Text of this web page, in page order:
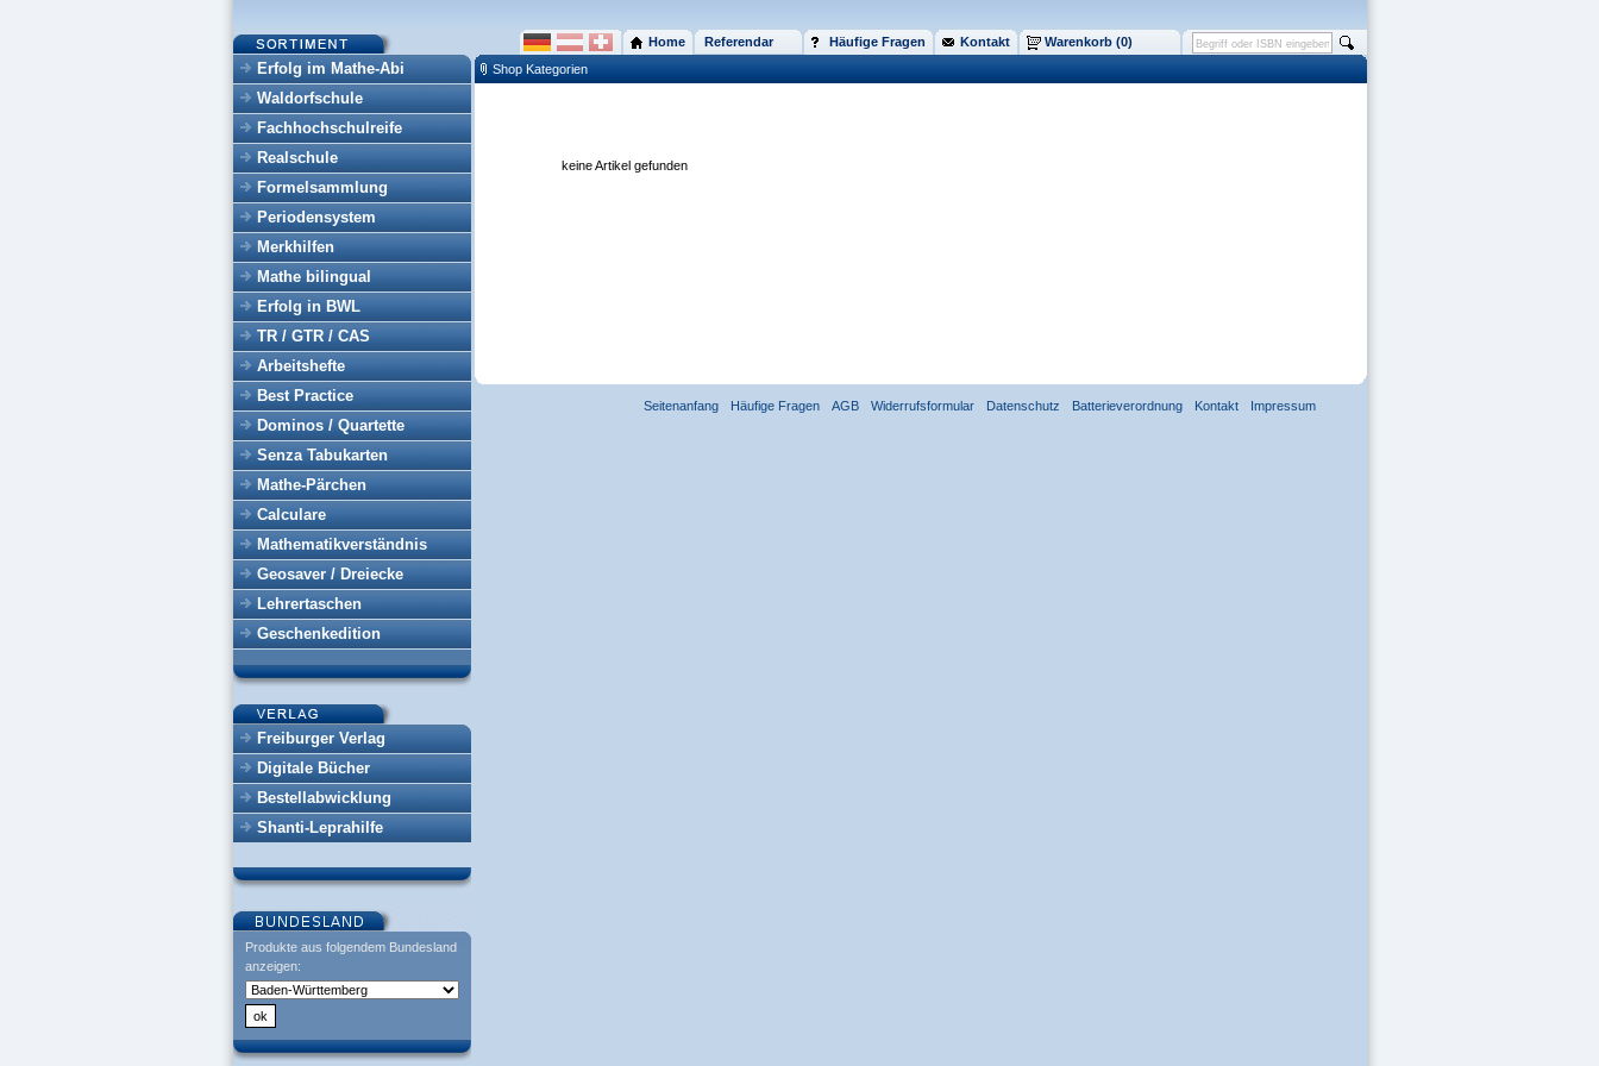
Erfolg im Mathe-Abi
Waldorfschule
Fachhochschulreife
Realschule
Formelsammlung
Periodensystem
Merkhilfen
Mathe bilingual
Erfolg in BWL
TR / GTR / CAS
Arbeitshefte
Best Practice
Dominos / Quartette
Senza Tabukarten
Mathe-Pärchen
Calculare
Mathematikverständnis
Geosaver / Dreiecke
Lehrertaschen
Geschenkedition
Freiburger Verlag
Digitale Bücher
Bestellabwicklung
Shanti-Leprahilfe
Produkte aus folgendem Bundesland
anzeigen:
Home Referendar Häufige Fragen Kontakt
Warenkorb (0)
Shop Kategorien
keine Artikel gefunden
Seitenanfang Häufige Fragen AGB Widerrufsformular Datenschutz Batterieverordnung Kontakt Impressum